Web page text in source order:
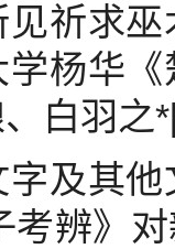
见祈求
杨华
白羽之
其他
考辨》